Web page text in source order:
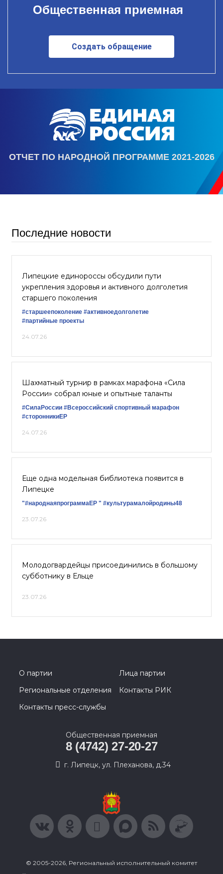
Общественная приемная
Создать обращение
ОТЧЕТ ПО НАРОДНОЙ ПРОГРАММЕ 2021-2026
Последние новости
Липецкие единороссы обсудили пути
укрепления здоровья и активного долголетия
старшего поколения
#старшеепоколение #активноедолголетие
#партийные проекты
24.07.26
Шахматный турнир в рамках марафона «Сила
России» собрал юные и опытные таланты
#СилаРоссии #Всероссийский спортивный марафон
#сторонникиЕР
24.07.26
Еще одна модельная библиотека появится в
Липецке
"#народнаяпрограммаЕР " #культурамалойродины48
23.07.26
Молодогвардейцы присоединились в большому
субботнику в Ельце
23.07.26
О партии
Лица партии
Региональные отделения
Контакты РИК
Контакты пресс-службы
Общественная приемная
8 (4742) 27-20-27
г. Липецк, ул. Плеханова, д.34
© 2005-2026, Региональный исполнительный комитет